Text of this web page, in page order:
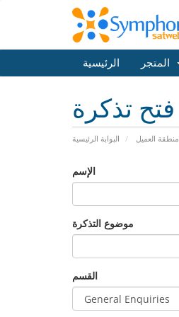
الرئيسية
فتح تذكرة
البوابة الرئيسية منطقة العميل
الإسم
موضوع التذكرة
القسم